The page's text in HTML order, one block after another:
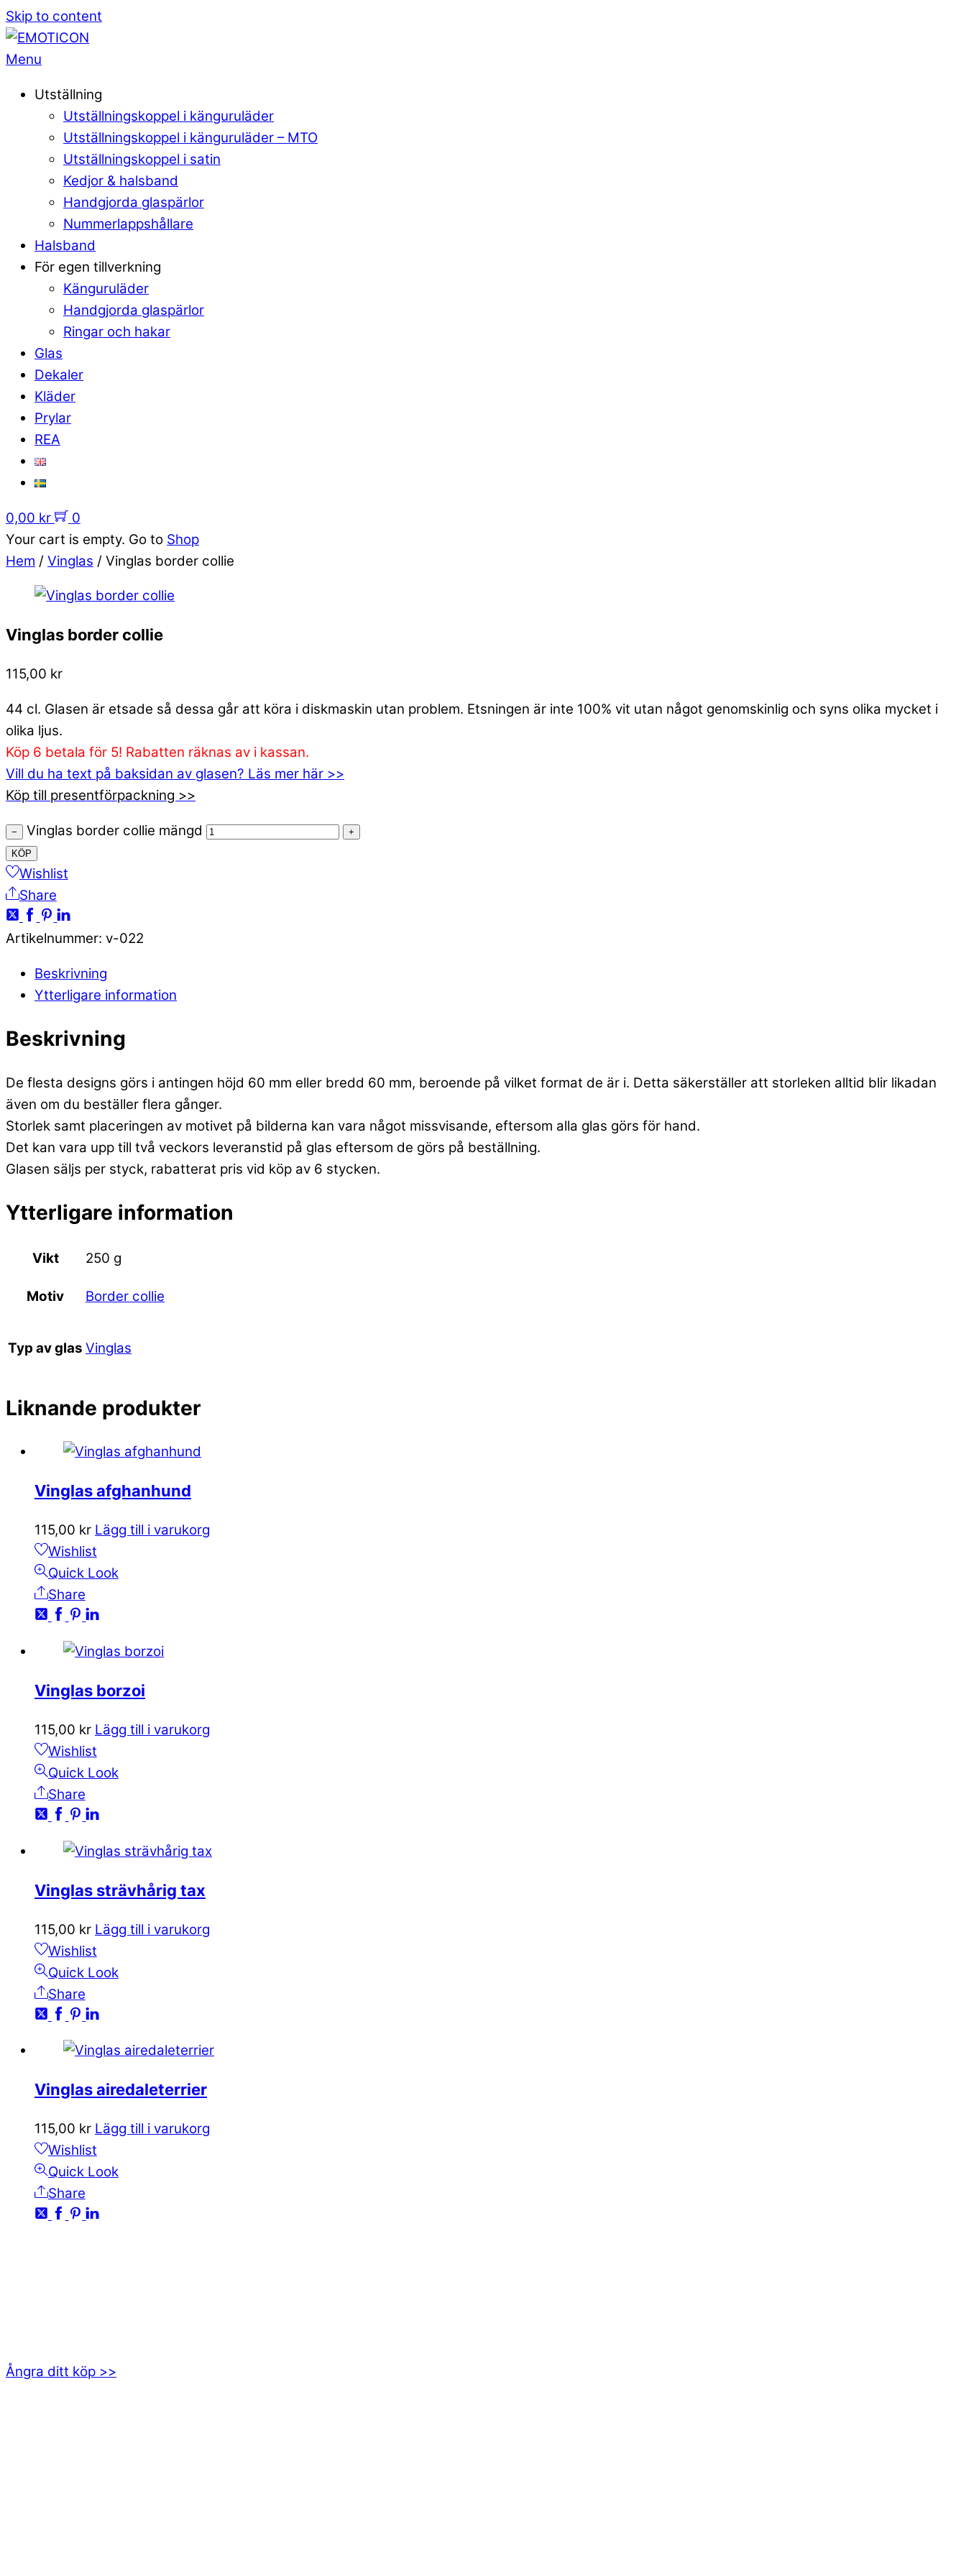
Skip to content
Menu
Utställning
Utställningskoppel i känguruläder
Utställningskoppel i känguruläder – MTO
Utställningskoppel i satin
Kedjor & halsband
Handgjorda glaspärlor
Nummerlappshållare
Halsband
För egen tillverkning
Känguruläder
Handgjorda glaspärlor
Ringar och hakar
Glas
Dekaler
Kläder
Prylar
REA
0,00 kr
0
Your cart is empty. Go to Shop
Hem / Vinglas / Vinglas border collie
Vinglas border collie
115,00 kr
44 cl. Glasen är etsade så dessa går att köra i diskmaskin utan problem. Etsningen är inte 100% vit utan något genomskinlig och syns olika mycket i
olika ljus.
Köp 6 betala för 5! Rabatten räknas av i kassan.
Vill du ha text på baksidan av glasen? Läs mer här >>
Köp till presentförpackning >>
− Vinglas border collie mängd
+
KÖP
Wishlist
Share
Artikelnummer: v-022
Beskrivning
Ytterligare information
Beskrivning
De flesta designs görs i antingen höjd 60 mm eller bredd 60 mm, beroende på vilket format de är i. Detta säkerställer att storleken alltid blir likadan
även om du beställer flera gånger.
Storlek samt placeringen av motivet på bilderna kan vara något missvisande, eftersom alla glas görs för hand.
Det kan vara upp till två veckors leveranstid på glas eftersom de görs på beställning.
Glasen säljs per styck, rabatterat pris vid köp av 6 stycken.
Ytterligare information
Vikt 250 g
Motiv Border collie
Typ av glas Vinglas
Liknande produkter
Vinglas afghanhund
115,00 kr Lägg till i varukorg
Wishlist
Quick Look
Share
Vinglas borzoi
115,00 kr Lägg till i varukorg
Wishlist
Quick Look
Share
Vinglas strävhårig tax
115,00 kr Lägg till i varukorg
Wishlist
Quick Look
Share
Vinglas airedaleterrier
115,00 kr Lägg till i varukorg
Wishlist
Quick Look
Share
Ångra ditt köp >>